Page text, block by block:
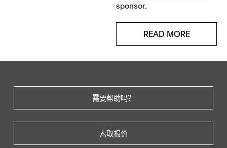
sponsor.
READ MORE
需要帮助吗？
索取报价